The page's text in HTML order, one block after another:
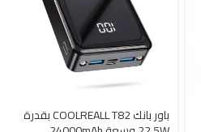
باور بانك COOLREALL T82 بقدرة